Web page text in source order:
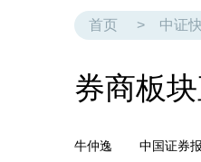
首页 > 中证
券商板
牛仲逸 中国证券